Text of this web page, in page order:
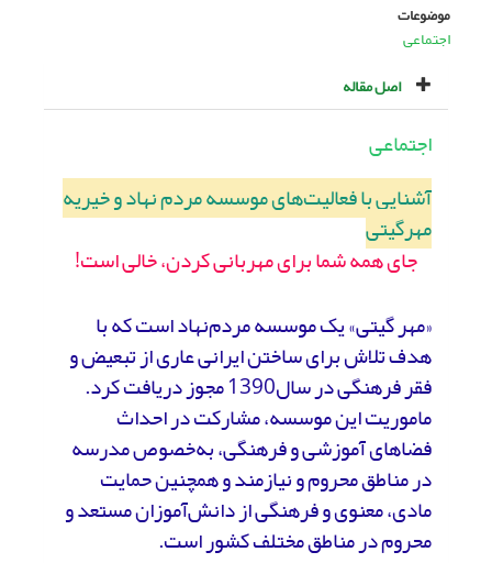
موضوعات
اجتماعی
اصل مقاله
اجتماعی
آشنایی با فعالیت‌های موسسه مردم نهاد و خیریه
مهرگیتی
جای همه شما برای مهربانی کردن، خالی است!
«مهر گیتی» یک موسسه مردم‌نهاد است که با
هدف تلاش برای ساختن ایرانی عاری از تبعیض و
فقر فرهنگی در سال1390 مجوز دریافت کرد.
ماموریت این موسسه، مشارکت در احداث
فضاهای آموزشی و فرهنگی، به‌خصوص مدرسه
در مناطق محروم و نیازمند و همچنین حمایت
مادی، معنوی و فرهنگی از دانش‌آموزان مستعد و
محروم در مناطق مختلف کشور است.